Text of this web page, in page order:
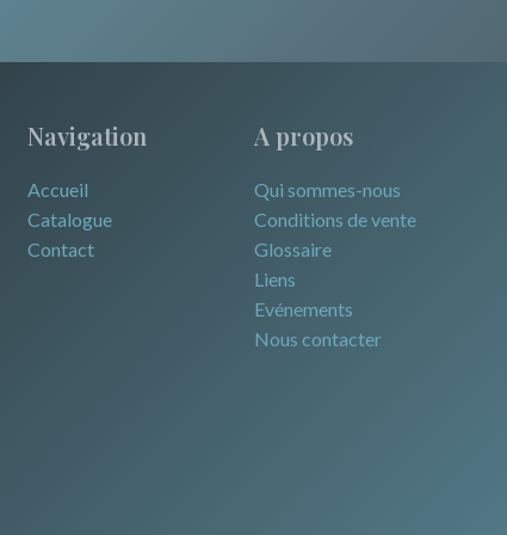
Navigation
Accueil
Catalogue
Contact
A propos
Qui sommes-nous
Conditions de vente
Glossaire
Liens
Evénements
Nous contacter